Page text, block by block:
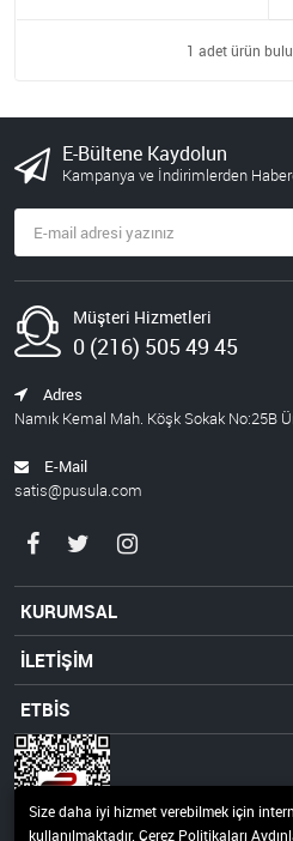
1 adet ürün
E-Bültene Kaydolun
Kampanya ve İndirimlerden
Müşteri Hizmetleri
0 (216) 505 49 45
Adres
Namık Kemal Mah. Köşk Sokak No:25B
E-Mail
satis@pusula.com
KURUMSAL
İLETİŞİM
ETBİS
Size daha iyi hizmet verebilmek için
kullanılmaktadır. Çerez Politikaları